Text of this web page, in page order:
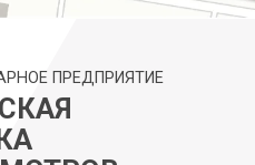
ПРЕДПРИЯТИЕ